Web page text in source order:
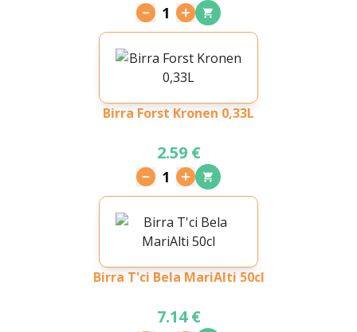
1
Birra Forst Kronen 0,33L
2.59 €
1
Birra T'ci Bela MariAlti 50cl
7.14 €